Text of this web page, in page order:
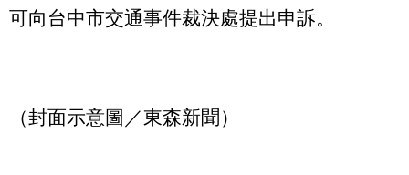
可向台中市交通事件裁決處提出申訴。
（封面示意圖／東森新聞）